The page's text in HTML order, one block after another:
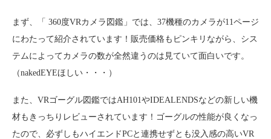
まず、「 360度VRカメラ図鑑」では、37機種のカメラが11ページ
にわたって紹介されています！販売価格もピンキリながら、シス
テムによってカメラの数が全然違うのは見ていて面白いです。
（nakedEYEほしい・・・）
また、VRゴーグル図鑑ではAH101やIDEALENDSなどの新しい機
材もきっちりレビューされています！ゴーグルの性能が良くなっ
たので、必ずしもハイエンドPCと連携せずとも没入感の高いVR